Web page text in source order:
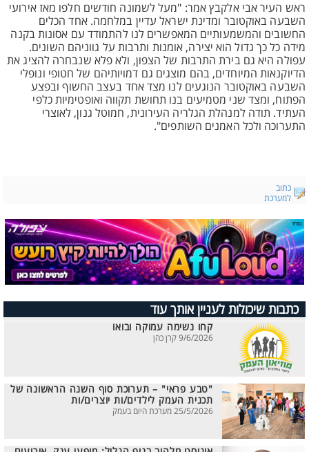
ראש העיר אבי אלקבץ אמר: "מעל לשמונה חודשים חלפו מאז אירועי
השבעה באוקטובר ומדינת ישראל עדיין במלחמה. אחד הכלים
החשובים והמשמעותיים המאפשרים לנו להתמודד עם אסונות בקנה
מידה כל כך גדול הוא יצירה, אומנות ותרבות על גווניהם השונים.
עפולה היא גם בירת התרבות של הצפון, ולא פלא שנבחרה להציג את
הדיוקנאות המיוחדים, בהם מוצגים גם דמויותיהם של חטופי ונופלי
השבעה באוקטובר הנוגעים לנו מצד אחד בעצב החשוף ובפצע
הפתוח, ומצד שני מטמיעים בנו תחושת תקווה ואופטימיות כלפי
העתיד. תודה למנהלת הגלריה העירונית, חמוטל גנון, לאוצרי
התערוכה ולכל האמנים השותפים".
כתוב
למערכת
כתבות שיכולות לעניין אותך עוד
קחו נשימה עמוקה ובואו
9/6/2026 קרן כהן
"טבע פראי" – תערוכת סוף השנה הראשונה של
תכנית העמק לילדים/ות יוצרים/ות
25/5/2026 מערכת היום בעמק